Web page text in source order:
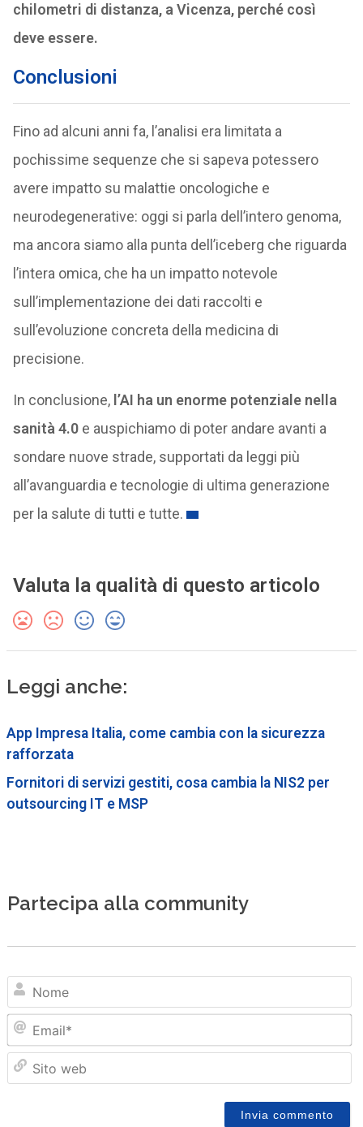
chilometri di distanza, a Vicenza, perché così
deve essere.
Conclusioni
Fino ad alcuni anni fa, l’analisi era limitata a
pochissime sequenze che si sapeva potessero
avere impatto su malattie oncologiche e
neurodegenerative: oggi si parla dell’intero genoma,
ma ancora siamo alla punta dell’iceberg che riguarda
l’intera omica, che ha un impatto notevole
sull’implementazione dei dati raccolti e
sull’evoluzione concreta della medicina di
precisione.
In conclusione, l’AI ha un enorme potenziale nella
sanità 4.0e auspichiamo di poter andare avanti a
sondare nuove strade, supportati da leggi più
all’avanguardia e tecnologie di ultima generazione
per la salute di tutti e tutte.
Valuta la qualità di questo articolo
Leggi anche:
App Impresa Italia, come cambia con la sicurezza
rafforzata
Fornitori di servizi gestiti, cosa cambia la NIS2 per
outsourcing IT e MSP
Partecipa alla community